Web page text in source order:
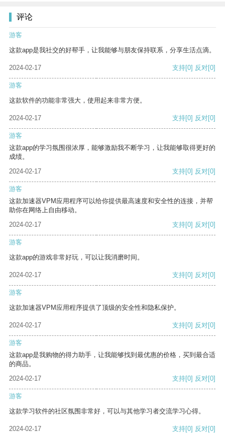
评论
游客
这款app是我社交的好帮手，让我能够与朋友保持联系，分享生活点滴。
2024-02-17 支持[0] 反对[0]
游客
这款软件的功能非常强大，使用起来非常方便。
2024-02-17 支持[0] 反对[0]
游客
这款app的学习氛围很浓厚，能够激励我不断学习，让我能够取得更好的
成绩。
2024-02-17
支持[0] 反对[0]
游客
这款加速器VPM应用程序可以给你提供最高速度和安全性的连接，并帮
助你在网络上自由移动。
2024-02-17
支持[0] 反对[0]
游客
这款app的游戏非常好玩，可以让我消磨时间。
2024-02-17 支持[0] 反对[0]
游客
这款加速器VPM应用程序提供了顶级的安全性和隐私保护。
2024-02-17 支持[0] 反对[0]
游客
这款app是我购物的得力助手，让我能够找到最优惠的价格，买到最合适
的商品。
2024-02-17
支持[0] 反对[0]
游客
这款学习软件的社区氛围非常好，可以与其他学习者交流学习心得。
2024-02-17 支持[0] 反对[0]